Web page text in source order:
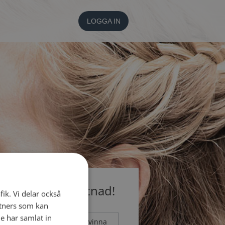
LOGGA IN
utan kostnad!
Man Kvinna
Vi delar också
som kan
har samlat in